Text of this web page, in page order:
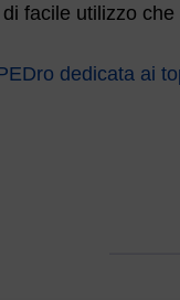
facile utilizzo
dedicata ai